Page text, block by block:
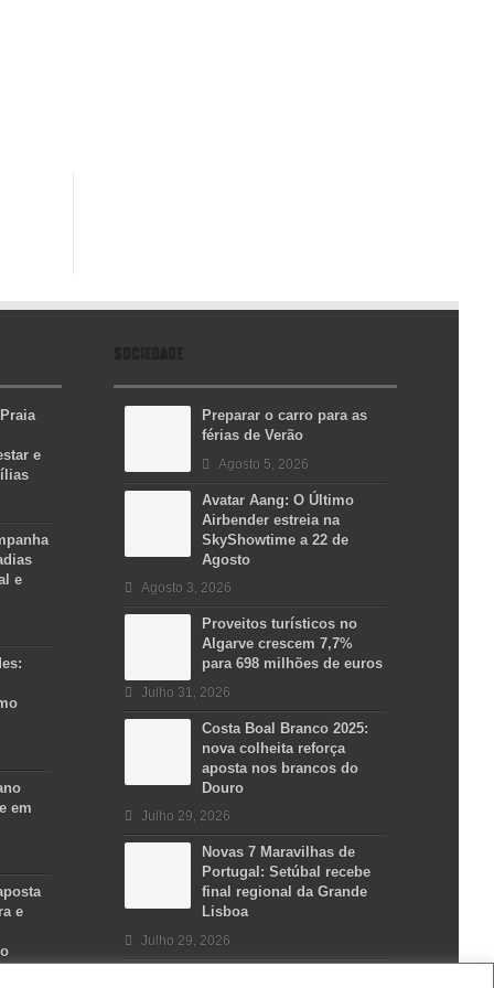
e
e
em
e
SOCIEDADE
Preparar o carro para as
férias de Verão
Agosto 5, 2026
Avatar Aang: O Último
Airbender estreia na
SkyShowtime a 22 de
Agosto
Agosto 3, 2026
Proveitos turísticos no
Algarve crescem 7,7%
para 698 milhões de euros
Julho 31, 2026
Costa Boal Branco 2025:
nova colheita reforça
aposta nos brancos do
Douro
Julho 29, 2026
Novas 7 Maravilhas de
Portugal: Setúbal recebe
final regional da Grande
Lisboa
Julho 29, 2026